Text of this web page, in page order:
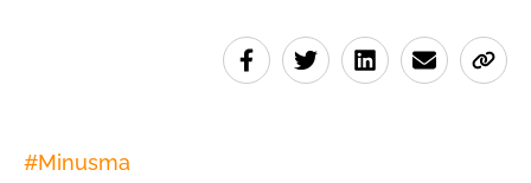
#Minusma